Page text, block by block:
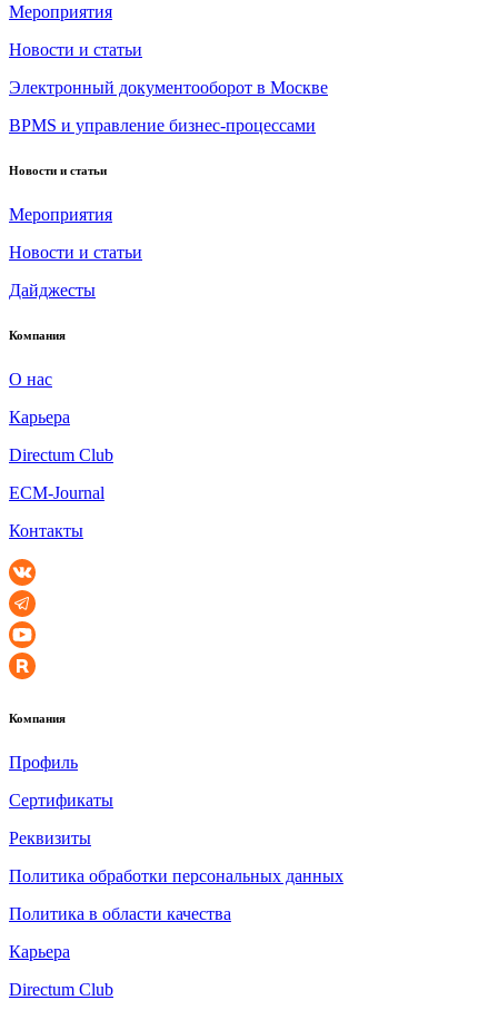
Мероприятия
Новости и статьи
Электронный документооборот в Москве
BPMS и управление бизнес-процессами
Новости и статьи
Мероприятия
Новости и статьи
Дайджесты
Компания
О нас
Карьера
Directum Club
ECM-Journal
Контакты
Компания
Профиль
Сертификаты
Реквизиты
Политика обработки персональных данных
Политика в области качества
Карьера
Directum Club